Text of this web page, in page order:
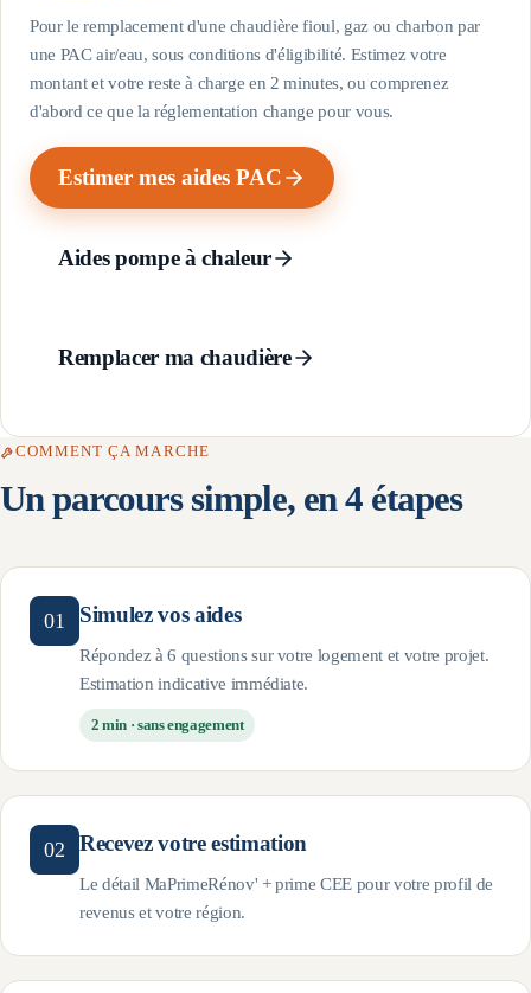
Pour le remplacement d'une chaudière fioul, gaz ou charbon par
une PAC air/eau, sous conditions d'éligibilité. Estimez votre
montant et votre reste à charge en 2 minutes, ou comprenez
d'abord ce que la réglementation change pour vous.
Estimer mes aides PAC
Aides pompe à chaleur
Remplacer ma chaudière
COMMENT ÇA MARCHE
Un parcours simple, en 4 étapes
01 Simulez vos aides
Répondez à 6 questions sur votre logement et votre projet.
Estimation indicative immédiate.
2 min · sans engagement
02 Recevez votre estimation
Le détail MaPrimeRénov' + prime CEE pour votre profil de
revenus et votre région.